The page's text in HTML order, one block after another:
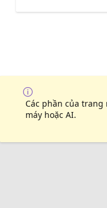
Các phần của
máy hoặc AI.